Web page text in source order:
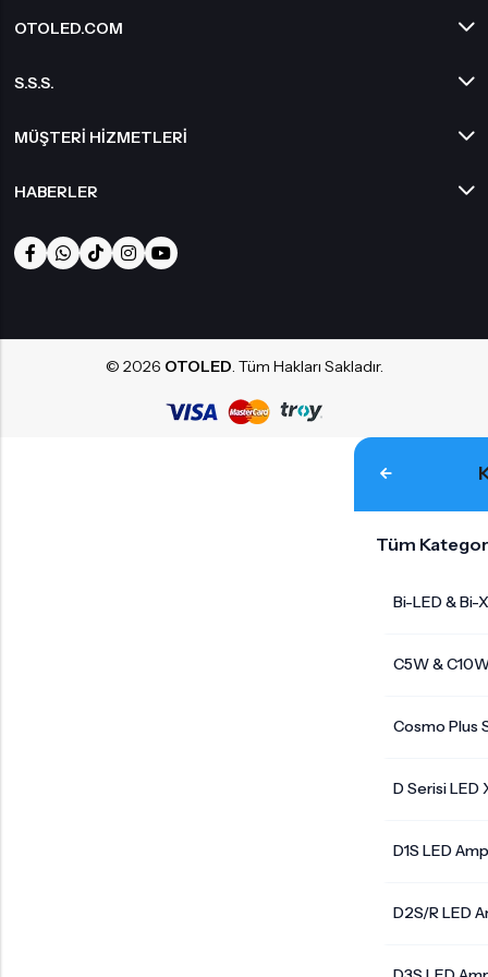
OTOLED.COM
S.S.S.
MÜŞTERI HIZMETLERI
HABERLER
© 2026 OTOLED. Tüm Hakları Sakladır.
Tüm
Bi-LED & Bi-
C5W &
Cosmo Plus
D Serisi LED
D1S LED
D2S/R LED